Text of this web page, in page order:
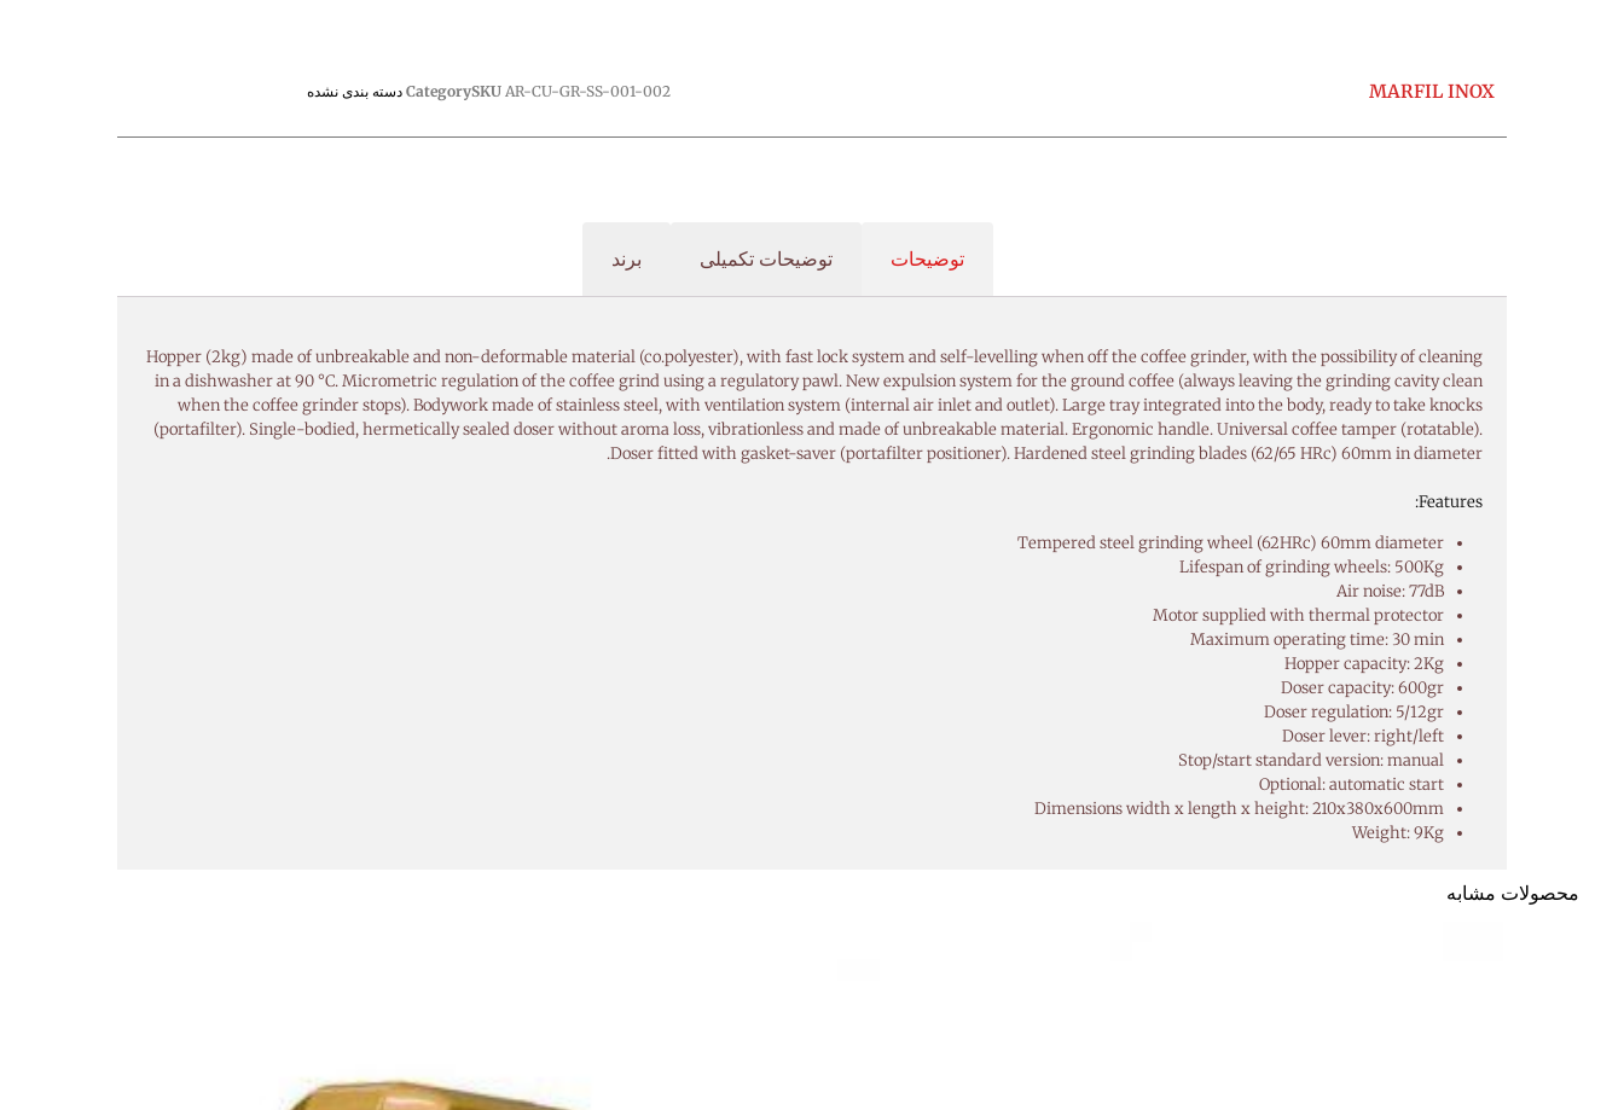
MARFIL INOX
SKU AR-CU-GR-SS-001-002
Category دسته بندی نشده
توضیحات توضیحات تکمیلی برند
Hopper (2kg) made of unbreakable and non-deformable material (co.polyester), with fast lock system and self-levelling when off the coffee grinder, with the possibility of cleaning
in a dishwasher at 90 °C. Micrometric regulation of the coffee grind using a regulatory pawl. New expulsion system for the ground coffee (always leaving the grinding cavity clean
when the coffee grinder stops). Bodywork made of stainless steel, with ventilation system (internal air inlet and outlet). Large tray integrated into the body, ready to take knocks
(portafilter). Single-bodied, hermetically sealed doser without aroma loss, vibrationless and made of unbreakable material. Ergonomic handle. Universal coffee tamper (rotatable).
Doser fitted with gasket-saver (portafilter positioner). Hardened steel grinding blades (62/65 HRc) 60mm in diameter.
Features:
Tempered steel grinding wheel (62HRc) 60mm diameter
Lifespan of grinding wheels: 500Kg
Air noise: 77dB
Motor supplied with thermal protector
Maximum operating time: 30 min
Hopper capacity: 2Kg
Doser capacity: 600gr
Doser regulation: 5/12gr
Doser lever: right/left
Stop/start standard version: manual
Optional: automatic start
Dimensions width x length x height: 210x380x600mm
Weight: 9Kg
محصولات مشابه